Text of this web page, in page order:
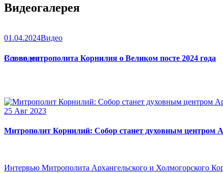
Видеогалерея
01.04.2024Видео
Слово митрополита Корнилия о Великом посте 2024 года
Все видео
25 Авг 2023
Митрополит Корнилий: Собор станет духовным центром
Интервью Митрополита Архангельского и Холмогорского